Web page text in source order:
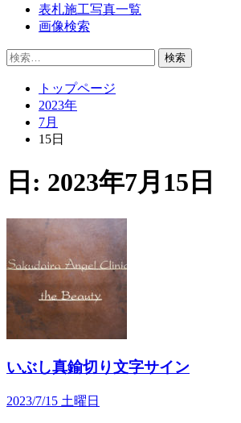
表札施工写真一覧
画像検索
検
トップページ
2023年
7月
15日
日: 2023年7月15日
いぶし真鍮切り文字サイン
2023/7/15 土曜日